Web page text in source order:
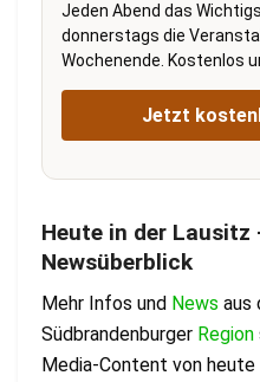
Jeden Abend das
donnerstags die
Wochenende. Kostenlos
Jetzt
Heute in der
Newsüberblick
Mehr Infos und News aus
Südbrandenburger Region
Media-Content von heute